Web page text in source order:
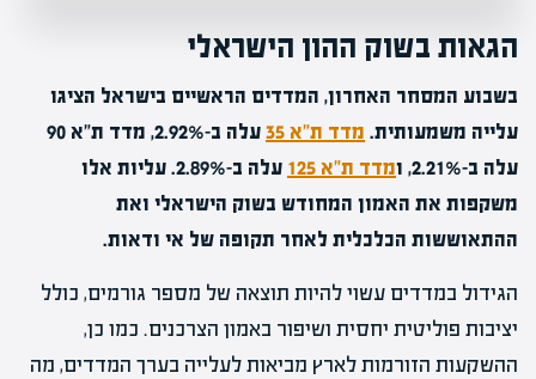
הגאות בשוק ההון הישראלי
בשבוע המסחר האחרון, המדדים הראשיים בישראל הציגו
עלייה משמעותית. מדד ת"א 35
עלה ב-2.92%, מדד ת"א 90
עלה ב-2.21%, ו
מדד ת"א 125
עלה ב-2.89%. עליות אלו
משקפות את האמון המחודש בשוק הישראלי ואת
ההתאוששות הכלכלית לאחר תקופה של אי ודאות.
הגידול במדדים עשוי להיות תוצאה של מספר גורמים, כולל
יציבות פוליטית יחסית ושיפור באמון הצרכנים. כמו כן,
ההשקעות הזורמות לארץ מביאות לעלייה בערך המדדים, מה